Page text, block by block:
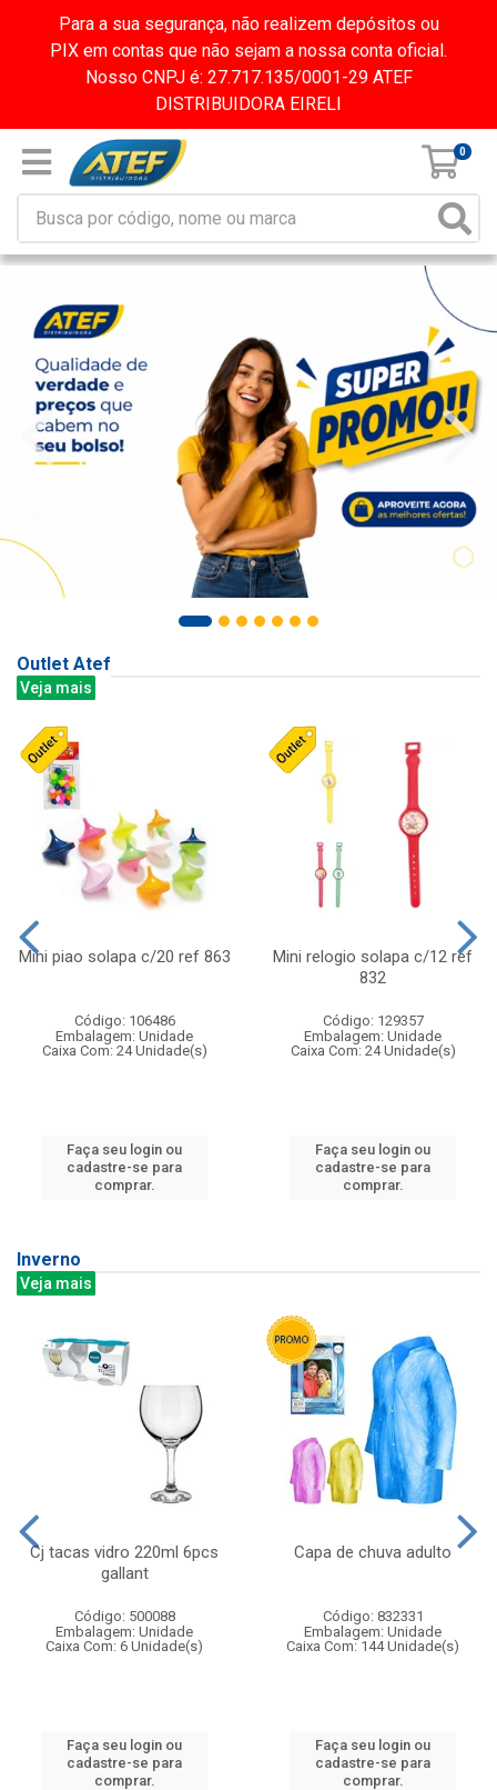
Para a sua segurança, não realizem depósitos ou
PIX em contas que não sejam a nossa conta oficial.
Nosso CNPJ é: 27.717.135/0001-29 ATEF
DISTRIBUIDORA EIRELI
0
Outlet Atef
Veja mais
Mini piao solapa c/20 ref 863
Código: 106486
Embalagem: Unidade
Caixa Com: 24 Unidade(s)
Faça seu login ou
cadastre-se para
comprar.
Mini relogio solapa c/12 ref
832
Código: 129357
Embalagem: Unidade
Caixa Com: 24 Unidade(s)
Faça seu login ou
cadastre-se para
comprar.
Inverno
Veja mais
Cj tacas vidro 220ml 6pcs
gallant
Código: 500088
Embalagem: Unidade
Caixa Com: 6 Unidade(s)
Faça seu login ou
cadastre-se para
comprar.
Capa de chuva adulto
Código: 832331
Embalagem: Unidade
Caixa Com: 144 Unidade(s)
Faça seu login ou
cadastre-se para
comprar.